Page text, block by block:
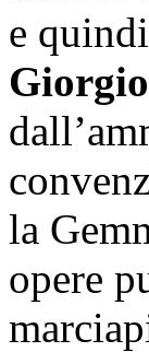
e
la
opere